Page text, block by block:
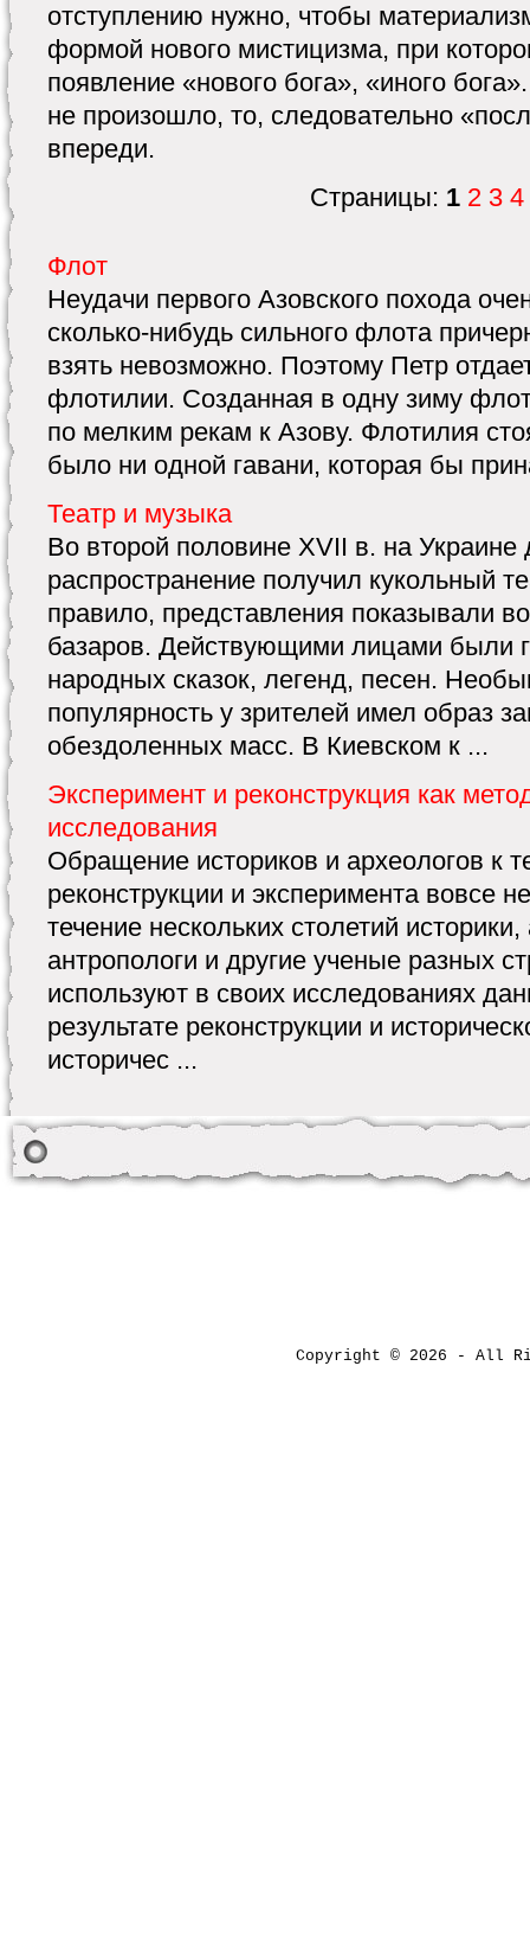
отступлению нужно, чтобы
формой нового мистицизма, при
появление «нового бога», «иного
не произошло, то, следовательно
впереди.
Страницы: 1 2 3 4
Флот
Неудачи первого Азовского похода
сколько-нибудь сильного флота
взять невозможно. Поэтому Петр
флотилии. Созданная в одну зиму
по мелким рекам к Азову. Флотилия
было ни одной гавани, которая бы
Театр и музыка
Во второй половине XVII в. на
распространение получил кукольный
правило, представления показывали
базаров. Действующими лицами были
народных сказок, легенд, песен.
популярность у зрителей имел образ
обездоленных масс. В Киевском к ...
Эксперимент и реконструкция как
исследования
Обращение историков и археологов к
реконструкции и эксперимента вовсе
течение нескольких столетий
антропологи и другие ученые разных
используют в своих исследованиях
результате реконструкции и
историчес ...
Copyright © 2026 - All